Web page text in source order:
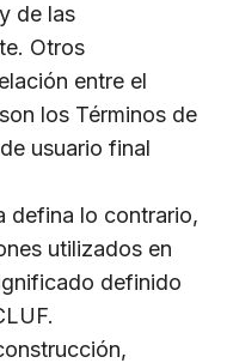
de las
Otros
entre el
los Términos de
usuario final
defina lo contrario,
utilizados en
definido